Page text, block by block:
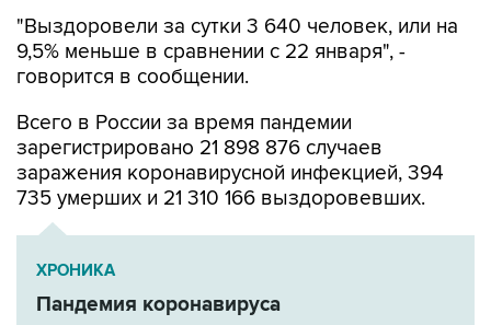
говорится в сообщении.
Всего в России за время пандемии
заражения коронавирусной инфекцией, 394
735 умерших и 21 310 166 выздоровевших.
ХРОНИКА
Пандемия коронавируса